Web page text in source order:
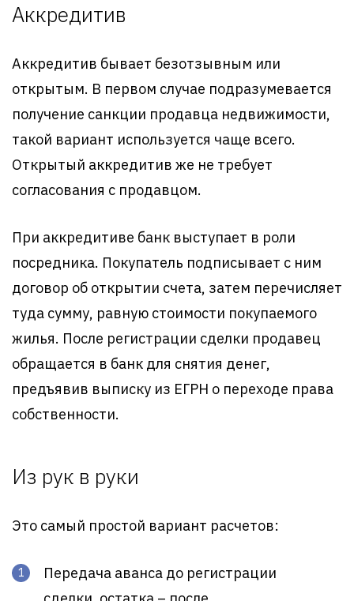
Аккредитив
Аккредитив бывает безотзывным или
открытым. В первом случае подразумевается
получение санкции продавца недвижимости,
такой вариант используется чаще всего.
Открытый аккредитив же не требует
согласования с продавцом.
При аккредитиве банк выступает в роли
посредника. Покупатель подписывает с ним
договор об открытии счета, затем перечисляет
туда сумму, равную стоимости покупаемого
жилья. После регистрации сделки продавец
обращается в банк для снятия денег,
предъявив выписку из ЕГРН о переходе права
собственности.
Из рук в руки
Это самый простой вариант расчетов:
Передача аванса до регистрации